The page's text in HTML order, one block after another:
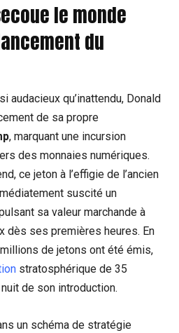
le monde
du
audacieux qu’inattendu, Donald
de sa propre
, marquant une incursion
des monnaies numériques.
ce jeton à l’effigie de l’ancien
suscité un
sa valeur marchande à
dès ses premières heures. En
de jetons ont été émis,
stratosphérique de 35
de son introduction.
un schéma de stratégie